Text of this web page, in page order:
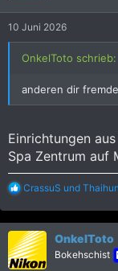
n
:
10 Juni 2026
OnkelToto schrieb:
anderen dir
Einrichtungen
Spa Zentrum auf
R
a
k
t
i
o
CrassuS und
OnkelToto
Bokehschist